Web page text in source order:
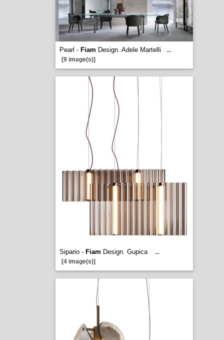
Pearl - Fiam Design. Adele Martelli
...
[9 image(s)]
Sipario - Fiam Design. Gupica
...
[4 image(s)]